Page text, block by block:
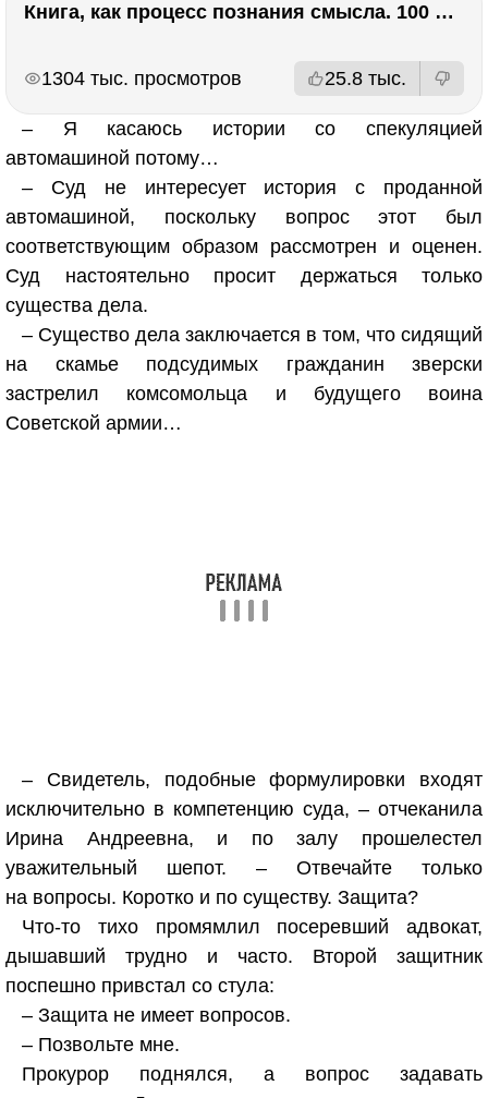
Книга, как процесс познания смысла. 100 великих книг: напутствие для читателя. Евгений Жаринов
1304 тыс. просмотров 25.8 тыс.
– Я касаюсь истории со спекуляцией
автомашиной потому…
– Суд не интересует история с проданной
автомашиной, поскольку вопрос этот был
соответствующим образом рассмотрен и оценен.
Суд настоятельно просит держаться только
существа дела.
– Существо дела заключается в том, что сидящий
на скамье подсудимых гражданин зверски
застрелил комсомольца и будущего воина
Советской армии…
– Свидетель, подобные формулировки входят
исключительно в компетенцию суда, – отчеканила
Ирина Андреевна, и по залу прошелестел
уважительный шепот. – Отвечайте только
на вопросы. Коротко и по существу. Защита?
Что-то тихо промямлил посеревший адвокат,
дышавший трудно и часто. Второй защитник
поспешно привстал со стула:
– Защита не имеет вопросов.
– Позвольте мне.
Прокурор поднялся, а вопрос задавать